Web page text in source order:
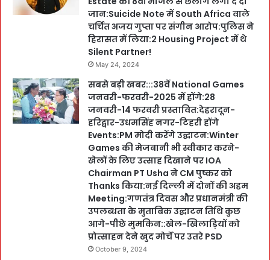
जान:Suicide Note में South Africa वाले
चर्चित अजय गुप्ता पर संगीन आरोप:पुलिस ने
हिरासत में लिया:2 Housing Project में थे
Silent Partner!
May 24, 2024
सबसे बड़ी खबर:::38वें National Games
जनवरी-फरवरी-2025 में होंगे:28
जनवरी-14 फरवरी प्रस्तावित:देहरादून-
हरिद्वार-उधमसिंह नगर-टिहरी होंगे
Events:PM मोदी करेंगे उद्घाटन:Winter
Games की मेजबानी भी स्वीकार करने-
खेलों के लिए उत्साह दिखाने पर IOA
Chairman PT Usha ने CM पुष्कर को
Thanks किया:नई दिल्ली में दोनों की अहम
Meeting:गणतंत्र दिवस और प्रधानमंत्री की
उपलब्धता के मुताबिक उद्घाटन तिथि कुछ
आगे-पीछे मुमकिन::खेल-खिलाड़ियों को
प्रोत्साहन देने खुद मोर्चे पर उतरे PSD
October 9, 2024